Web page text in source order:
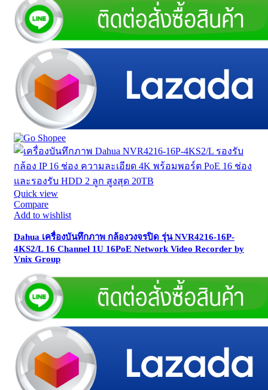
Quick view
Compare
Add to wishlist
Dahua เครื่องบันทึกภาพ กล้องวงจรปิด รุ่น NVR4216-16P-
4KS2/L 16 Channel 1U 16PoE Network Video Recorder by
Vnix Group